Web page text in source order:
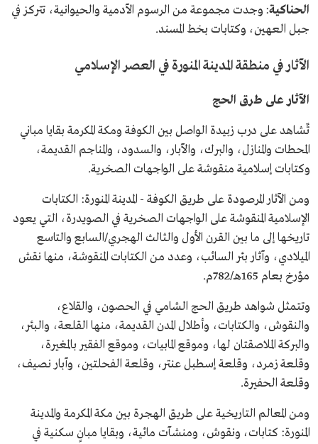
الحناكية: وجدت مجموعة من الرسوم الآدمية والحيوانية، تتركز في
جبل العهين، وكتابات بخط المسند.
الآثار في منطقة المدينة المنورة في العصر الإسلامي
الآثار على طرق الحج
تٌشاهد على درب زبيدة الواصل بين الكوفة ومكة المكرمة بقايا مباني
المحطات والمنازل، والبرك، والآبار، والسدود، والمناجم القديمة،
وكتابات إسلامية منقوشة على الواجهات الصخرية.
ومن الآثار المرصودة على طريق الكوفة - المدينة المنورة: الكتابات
الإسلامية المنقوشة على الواجهات الصخرية في الصويدرة، التي يعود
تاريخها إلى ما بين القرن الأول والثالث الهجري/السابع والتاسع
الميلادي، وآثار بئر السائب، وعدد من الكتابات المنقوشة، منها نقش
مؤرخ بعام 165هـ/782م.
وتتمثل شواهد طريق الحج الشامي في الحصون، والقلاع،
والنقوش، والكتابات، وأطلال المدن القديمة، منها القلعة، والبئر،
والبركة الملاصقتان لها، وموقع المابيات، وموقع الفقير بالمغيرة،
وقلعة زمرد، وقلعة إسطبل عنتر، وقلعة الفحلتين، وآبار نصيف،
وقلعة الحفيرة.
ومن المعالم التاريخية على طريق الهجرة بين مكة المكرمة والمدينة
المنورة: كتابات، ونقوش، ومنشآت مائية، وبقايا مبانٍ سكنية في